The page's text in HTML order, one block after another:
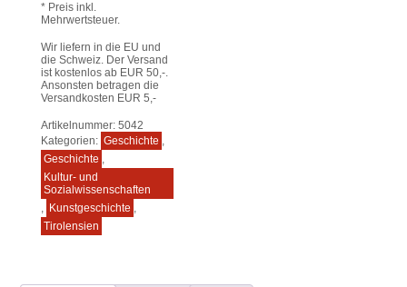
* Preis inkl.
Mehrwertsteuer.
Wir liefern in die EU und
die Schweiz. Der Versand
ist kostenlos ab EUR 50,-.
Ansonsten betragen die
Versandkosten EUR 5,-
Artikelnummer: 5042
Kategorien: Geschichte ,
Geschichte ,
Kultur- und
Sozialwissenschaften
, Kunstgeschichte ,
Tirolensien